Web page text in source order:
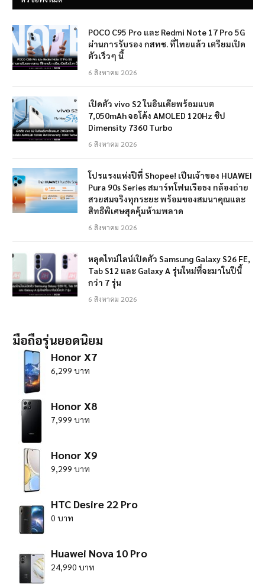
POCO C95 Pro และ Redmi Note 17 Pro 5G
ผ่านการรับรอง กสทช. ที่ไทยแล้ว เตรียมเปิด
ตัวเร็วๆ นี้
6 สิงหาคม 2026
เปิดตัว vivo S2 ในอินเดียพร้อมแบต
7,050mAh จอโค้ง AMOLED 120Hz ชิป
Dimensity 7360 Turbo
6 สิงหาคม 2026
โปรแรงแห่งปีที่ Shopee! เป็นเจ้าของ HUAWEI
Pura 90s Series สมาร์ทโฟนเรือธง กล้องถ่าย
สวยสมจริงทุกระยะ พร้อมของสมนาคุณและ
สิทธิพิเศษสุดคุ้มห้ามพลาด
6 สิงหาคม 2026
หลุดไทม์ไลน์เปิดตัว Samsung Galaxy S26 FE,
Tab S12 และ Galaxy A รุ่นใหม่ที่จะมาในปีนี้
กว่า 7 รุ่น
6 สิงหาคม 2026
มือถือรุ่นยอดนิยม
Honor X7
6,299 บาท
Honor X8
7,999 บาท
Honor X9
9,299 บาท
HTC Desire 22 Pro
0 บาท
Huawei Nova 10 Pro
24,990 บาท